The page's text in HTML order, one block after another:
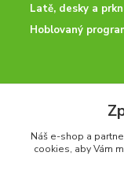
Latě, desky a
Hoblovaný
Potřebujete
+420 728
po - pá 7:00 -
Náš e-shop a
cookies, aby Vám